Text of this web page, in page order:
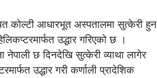
कोल्टी आधारभूत अस्पतालमा सुत्केरी हुन
उद्धार गरिएको छ ।
नेपाली छ दिनदेखि सुत्केरी व्याथा लागेर
उद्धार गरी कर्णाली प्रादेशिक